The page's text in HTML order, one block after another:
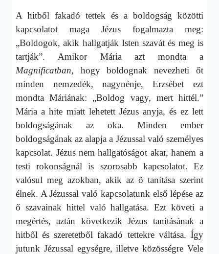
A hitből fakadó tettek és a boldogság közötti
kapcsolatot maga Jézus fogalmazta meg:
„Boldogok, akik hallgatják Isten szavát és meg is
tartják”. Amikor Mária azt mondta a
Magnificatban, hogy boldognak nevezheti őt
minden nemzedék, nagynénje, Erzsébet ezt
mondta Máriának: „Boldog vagy, mert hittél.”
Mária a hite miatt lehetett Jézus anyja, és ez lett
boldogságának az oka. Minden ember
boldogságának az alapja a Jézussal való személyes
kapcsolat. Jézus nem hallgatóságot akar, hanem a
testi rokonságnál is szorosabb kapcsolatot. Ez
valósul meg azokban, akik az ő tanítása szerint
élnek. A Jézussal való kapcsolatunk első lépése az
ő szavainak hittel való hallgatása. Ezt követi a
megértés, aztán következik Jézus tanításának a
hitből és szeretetből fakadó tettekre váltása. Így
jutunk Jézussal egységre, illetve közösségre Vele